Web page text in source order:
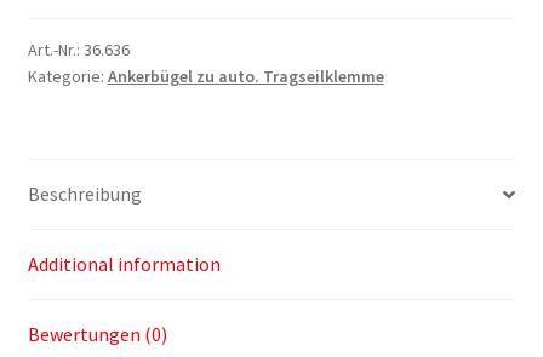
48
t
quantity
Art.-Nr.: 36.636
Kategorie: Ankerbügel zu auto. Tragseilklemme
Beschreibung
Additional information
Bewertungen (0)